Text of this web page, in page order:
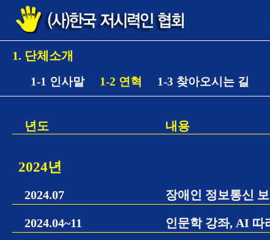
1. 단체소개
1-1 인사말 1-2 연혁 1-3 찾아오시는 길
년도 내용
2024년
2024.07 장애인 정보통신
2024.04~11 인문학 강좌, AI 따